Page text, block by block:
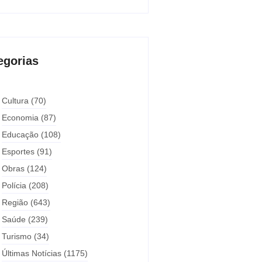
Cultura (70)
Economia (87)
Educação (108)
Esportes (91)
Obras (124)
Polícia (208)
Região (643)
Saúde (239)
Turismo (34)
Últimas Notícias (1175)